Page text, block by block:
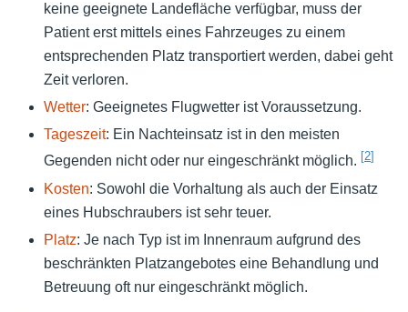
keine geeignete Landefläche verfügbar, muss der
Patient erst mittels eines Fahrzeuges zu einem
entsprechenden Platz transportiert werden, dabei geht
Zeit verloren.
Wetter: Geeignetes Flugwetter ist Voraussetzung.
Tageszeit: Ein Nachteinsatz ist in den meisten
Gegenden nicht oder nur eingeschränkt möglich. [2]
Kosten: Sowohl die Vorhaltung als auch der Einsatz
eines Hubschraubers ist sehr teuer.
Platz: Je nach Typ ist im Innenraum aufgrund des
beschränkten Platzangebotes eine Behandlung und
Betreuung oft nur eingeschränkt möglich.